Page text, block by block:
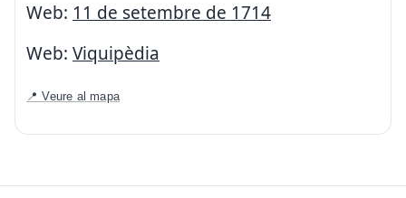
Web: 11 de setembre de 1714
Web: Viquipèdia
📍 Veure al mapa